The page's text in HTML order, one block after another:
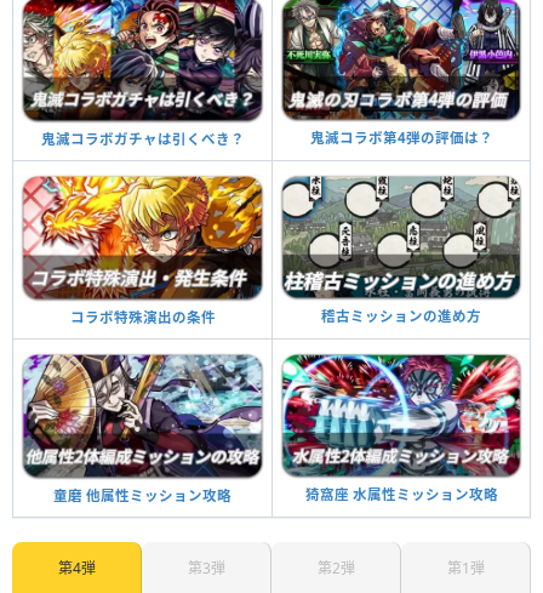
鬼滅コラボガチャは引くべき？ 鬼滅コラボ第4弾の評価は？
コラボ特殊演出の条件 稽古ミッションの進め方
童磨 他属性ミッション攻略 猗窩座 水属性ミッション攻略
第4弾 第3弾 第2弾 第1弾